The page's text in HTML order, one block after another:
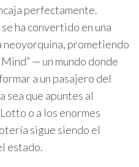
perfectamente.
ha convertido en una
neoyorquina, prometiendo
— un mundo donde
a un pasajero del
sea que apuntes al
o a los enormes
sigue siendo el
estado.